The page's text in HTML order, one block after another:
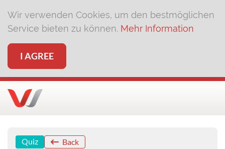
Wir verwenden Cookies, um den bestmöglichen
Service bieten zu können. Mehr Information
I AGREE
Quiz Back